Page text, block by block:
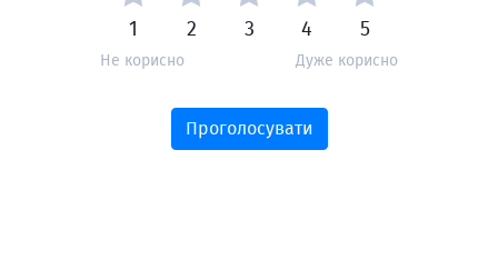
1 2 3 4 5
Не корисно Дуже корисно
Проголосувати